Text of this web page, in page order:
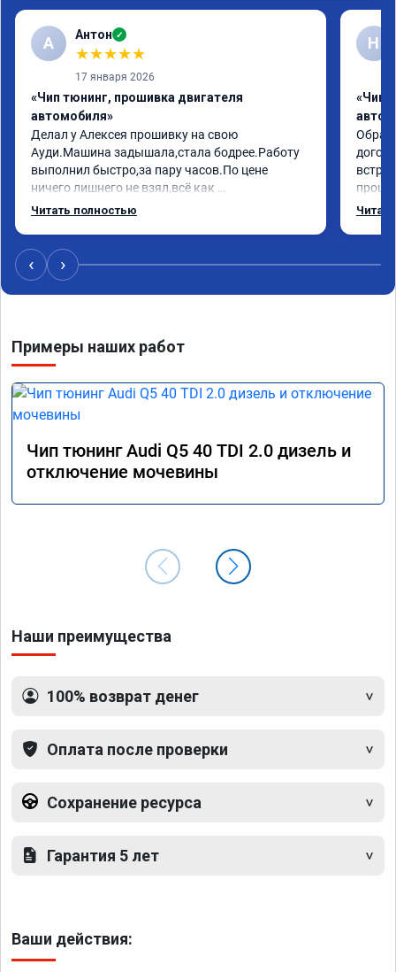
А Антон ✓
★★★★★
17 января 2026
«Чип тюнинг, прошивка двигателя
автомобиля»
Делал у Алексея прошивку на свою
Ауди.Машина задышала,стала бодрее.Работу
выполнил быстро,за пару часов.По цене
ничего лишнего не взял,всё как
договаривались заранее.После работы
поломки авто.Однозначно рекомендую
Алексея как грамотного специалиста!
Читать полностью
Н
«Чип
Арман
‹ ›
Примеры наших работ
Чип тюнинг Audi Q5 40 TDI 2.0 дизель и
отключение мочевины
Наши преимущества
100% возврат денег
Оплата после проверки
Сохранение ресурса
Гарантия 5 лет
Ваши действия: